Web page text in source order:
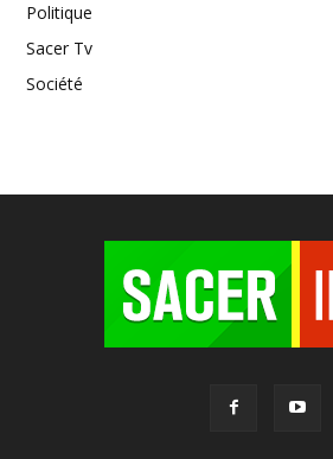
Politique
Sacer Tv
Société